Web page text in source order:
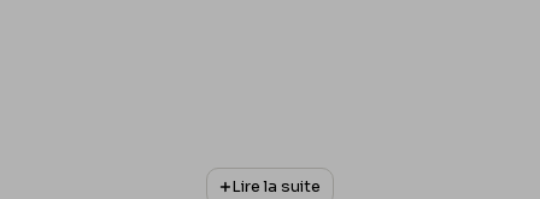
Lire la suite